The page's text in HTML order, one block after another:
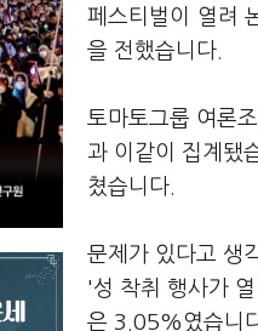
페스티벌이 열려
을 전했습니다.
토마토그룹 여론
과 이같이 집계됐
쳤습니다.
문제가 있다고 생
'성 착취 행사가
은 3.05%였습니